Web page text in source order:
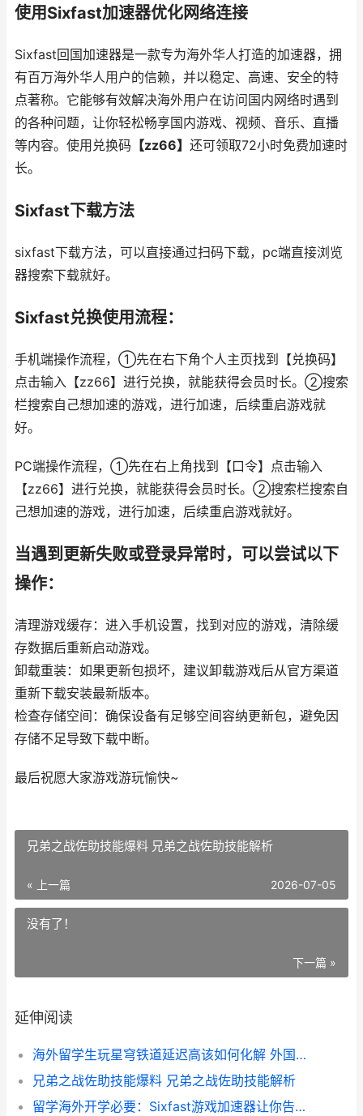
使用Sixfast加速器优化网络连接
Sixfast回国加速器是一款专为海外华人打造的加速器，拥
有百万海外华人用户的信赖，并以稳定、高速、安全的特
点著称。它能够有效解决海外用户在访问国内网络时遇到
的各种问题，让你轻松畅享国内游戏、视频、音乐、直播
等内容。使用兑换码 【zz66】 还可领取72小时免费加速时
长。
Sixfast下载方法
sixfast下载方法，可以直接通过扫码下载，pc端直接浏览
器搜索下载就好。
Sixfast兑换使用流程：
手机端操作流程，①先在右下角个人主页找到【兑换码】
点击输入【zz66】进行兑换，就能获得会员时长。②搜索
栏搜索自己想加速的游戏，进行加速，后续重启游戏就
好。
PC端操作流程，①先在右上角找到【口令】点击输入
【zz66】进行兑换，就能获得会员时长。②搜索栏搜索自
己想加速的游戏，进行加速，后续重启游戏就好。
当遇到更新失败或登录异常时，可以尝试以下
操作：
清理游戏缓存：进入手机设置，找到对应的游戏，清除缓
存数据后重新启动游戏。
卸载重装：如果更新包损坏，建议卸载游戏后从官方渠道
重新下载安装最新版本。
检查存储空间：确保设备有足够空间容纳更新包，避免因
存储不足导致下载中断。
最后祝愿大家游戏游玩愉快~
兄弟之战佐助技能爆料 兄弟之战佐助技能解析
« 上一篇 2026-07-05
没有了！
下一篇 »
延伸阅读
海外留学生玩星穹铁道延迟高该如何化解 外国留学生
兄弟之战佐助技能爆料 兄弟之战佐助技能解析
留学海外开学必要：Sixfast游戏加速器让你告别卡顿转圈 海外留学要求